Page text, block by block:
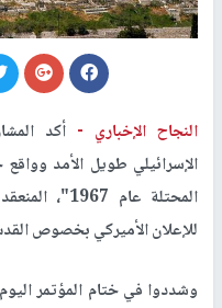
النجاح الإخباري - أكد
الإسرائيلي طويل الأمد
المحتلة عام
للإعلان الأميركي بخصوص
وشددوا في ختام المؤتمر